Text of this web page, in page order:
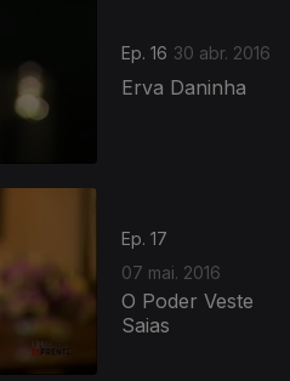
Ep. 16 30 abr. 2016
Erva Daninha
Ep. 17
07 mai. 2016
O Poder Veste
Saias